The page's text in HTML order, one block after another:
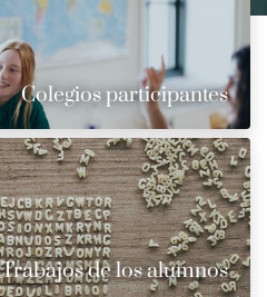
Colegios participantes
Trabajos de los alumnos